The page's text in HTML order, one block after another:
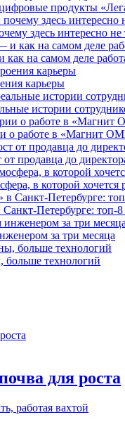
продукты
здесь интересно не
на самом деле
карьеры
истории
о работе в «Магнит
продавца до
в которой хочется
Петербурге: топ-
за три месяца
больше технологий
для роста